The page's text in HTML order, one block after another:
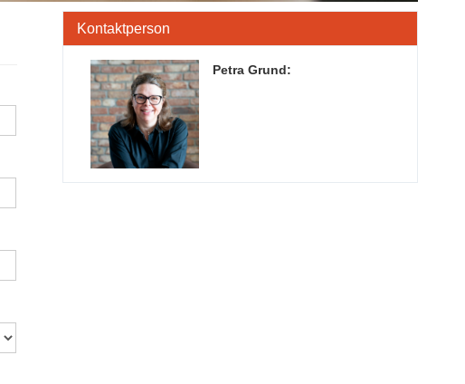
Kontaktperson
Petra Grund: